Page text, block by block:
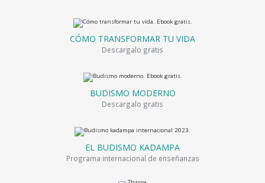
CÓMO TRANSFORMAR TU VIDA
Descargalo gratis
BUDISMO MODERNO
Descargalo gratis
EL BUDISMO KADAMPA
Programa internacional de enseñanzas